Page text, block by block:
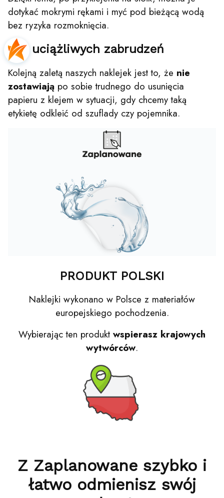
dotykać mokrymi rękami i myć pod bieżącą wodą
bez ryzyka rozmoknięcia.
bez uciążliwych zabrudzeń
Kolejną zaletą naszych naklejek jest to, że nie
zostawiają po sobie trudnego do usunięcia
papieru z klejem w sytuacji, gdy chcemy taką
etykietę odkleić od szuflady czy pojemnika.
PRODUKT POLSKI
Naklejki wykonano w Polsce z materiałów
europejskiego pochodzenia.
Wybierając ten produkt wspierasz krajowych
wytwórców.
Z Zaplanowane szybko i
łatwo odmienisz swój